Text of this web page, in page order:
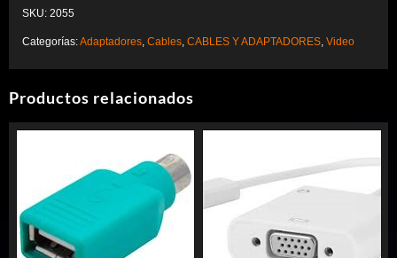
SKU: 2055
Categorías:Adaptadores, Cables, CABLES Y ADAPTADORES, Video
Productos relacionados